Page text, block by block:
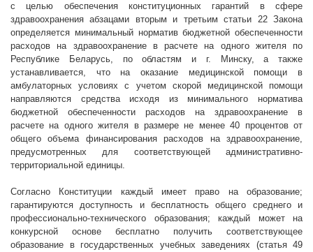
с целью обеспечения конституционных гарантий в сфере
здравоохранения абзацами вторым и третьим статьи 22 Закона
определяется минимальный норматив бюджетной обеспеченности
расходов на здравоохранение в расчете на одного жителя по
Республике Беларусь, по областям и г. Минску, а также
устанавливается, что на оказание медицинской помощи в
амбулаторных условиях с учетом скорой медицинской помощи
направляются средства исходя из минимального норматива
бюджетной обеспеченности расходов на здравоохранение в
расчете на одного жителя в размере не менее 40 процентов от
общего объема финансирования расходов на здравоохранение,
предусмотренных для соответствующей административно-
территориальной единицы.
Согласно Конституции каждый имеет право на образование;
гарантируются доступность и бесплатность общего среднего и
профессионально-технического образования; каждый может на
конкурсной основе бесплатно получить соответствующее
образование в государственных учебных заведениях (статья 49